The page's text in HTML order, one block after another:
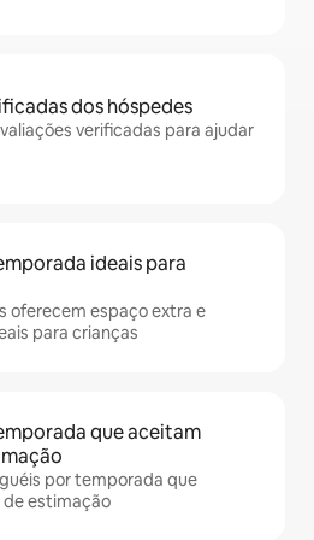
dos hóspedes
verificadas para ajudar
ideais para
oferecem espaço extra e
para crianças
que aceitam
por temporada que
estimação